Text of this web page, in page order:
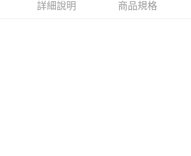
付款後7-11取貨［需3-5個工作天不含預購商品］
詳細說明 商品規格